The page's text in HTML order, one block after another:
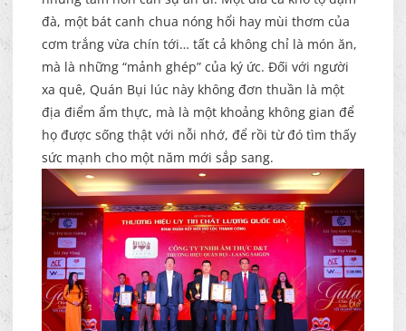
đà, một bát canh chua nóng hổi hay mùi thơm của
cơm trắng vừa chín tới… tất cả không chỉ là món ăn,
mà là những “mảnh ghép” của ký ức. Đối với người
xa quê, Quán Bụi lúc này không đơn thuần là một
địa điểm ẩm thực, mà là một khoảng không gian để
họ được sống thật với nỗi nhớ, để rồi từ đó tìm thấy
sức mạnh cho một năm mới sắp sang.